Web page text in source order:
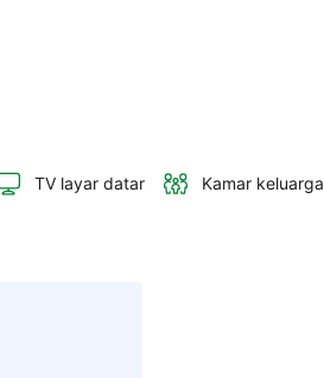
TV layar datar Kamar keluarga